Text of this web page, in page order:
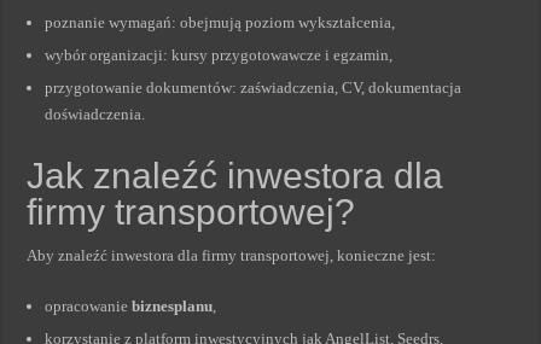
poznanie wymagań: obejmują poziom wykształcenia,
wybór organizacji: kursy przygotowawcze i egzamin,
przygotowanie dokumentów: zaświadczenia, CV, dokumentacja
doświadczenia.
Jak znaleźć inwestora dla
firmy transportowej?
Aby znaleźć inwestora dla firmy transportowej, konieczne jest:
opracowaniebiznesplanu,
korzystanie z platform inwestycyjnych jak AngelList, Seedrs,